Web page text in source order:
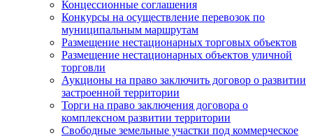
Концессионные соглашения
Конкурсы на осуществление перевозок по
муниципальным маршрутам
Размещение нестационарных торговых объектов
Размещение нестационарных объектов уличной
торговли
Аукционы на право заключить договор о развитии
застроенной территории
Торги на право заключения договора о
комплексном развитии территории
Свободные земельные участки под коммерческое